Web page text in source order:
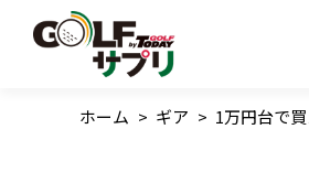
ホーム > ギア > 1万円台で